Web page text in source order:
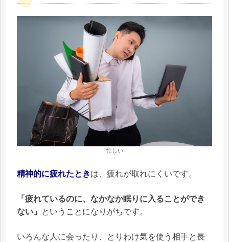
忙しい
精神的に疲れたときは、疲れが取れにくいです。
「疲れているのに、なかなか眠りに入ることができ
ない」
ということになりがちです。
いろんな人に会ったり、とりわけ気を使う相手と長